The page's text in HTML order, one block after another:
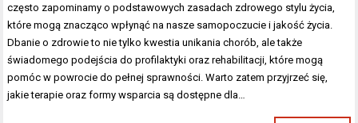
często zapominamy o podstawowych zasadach zdrowego stylu życia,
które mogą znacząco wpłynąć na nasze samopoczucie i jakość życia.
Dbanie o zdrowie to nie tylko kwestia unikania chorób, ale także
świadomego podejścia do profilaktyki oraz rehabilitacji, które mogą
pomóc w powrocie do pełnej sprawności. Warto zatem przyjrzeć się,
jakie terapie oraz formy wsparcia są dostępne dla…